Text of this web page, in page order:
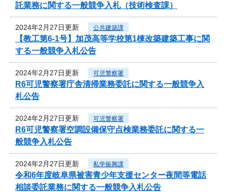
託業務に関する一般競争入札（技術検査課）
2024年2月27日更新 公共建築課
【教工第6-1号】加茂高等学校第1棟改築建築工事に関
する一般競争入札公告
2024年2月27日更新 可児警察署
R6可児警察署庁舎清掃業務委託に関する一般競争入
札公告
2024年2月27日更新 可児警察署
R6可児警察署空調設備保守点検業務委託に関する一
般競争入札公告
2024年2月27日更新 私学振興課
令和6年度岐阜県被害青少年支援センター夜間等電話
相談委託業務に関する一般競争入札公告